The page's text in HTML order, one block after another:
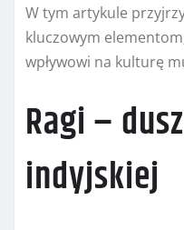
W tym artykule
kluczowym
wpływowi na kulturę
Ragi –
indyjskiej